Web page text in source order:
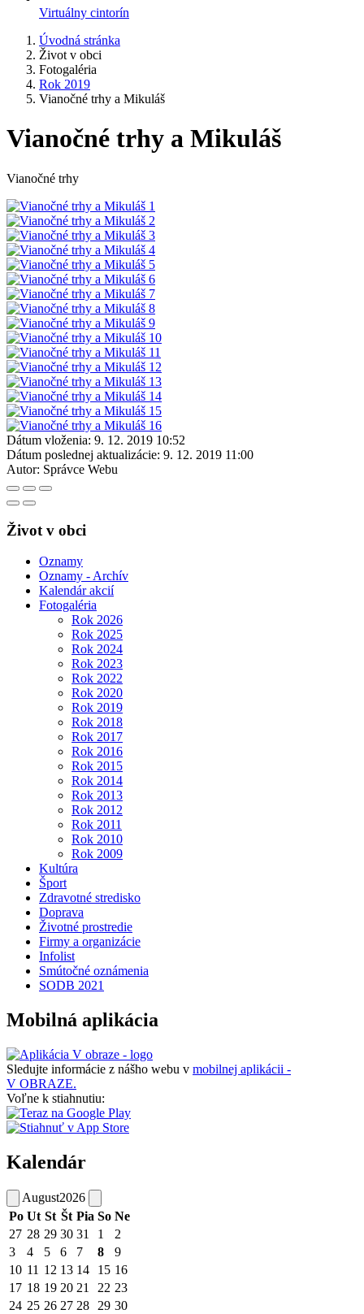
Virtuálny cintorín
Úvodná stránka
Život v obci
Fotogaléria
Rok 2019
Vianočné trhy a Mikuláš
Vianočné trhy a Mikuláš
Vianočné trhy
Dátum vloženia: 9. 12. 2019 10:52
Dátum poslednej aktualizácie: 9. 12. 2019 11:00
Autor: Správce Webu
Život v obci
Oznamy
Oznamy - Archív
Kalendár akcií
Fotogaléria
Rok 2026
Rok 2025
Rok 2024
Rok 2023
Rok 2022
Rok 2020
Rok 2019
Rok 2018
Rok 2017
Rok 2016
Rok 2015
Rok 2014
Rok 2013
Rok 2012
Rok 2011
Rok 2010
Rok 2009
Kultúra
Šport
Zdravotné stredisko
Doprava
Životné prostredie
Firmy a organizácie
Infolist
Smútočné oznámenia
SODB 2021
Mobilná aplikácia
Sledujte informácie z nášho webu v mobilnej aplikácii -
V OBRAZE.
Voľne k stiahnutiu:
Kalendár
August2026
Po Ut St Št Pia So Ne
27 28 29 30 31 1
2
3
4 5 6 7 8
9
10 11 12 13 14 15 16
17 18 19 20 21 22 23
24 25 26 27 28 29 30